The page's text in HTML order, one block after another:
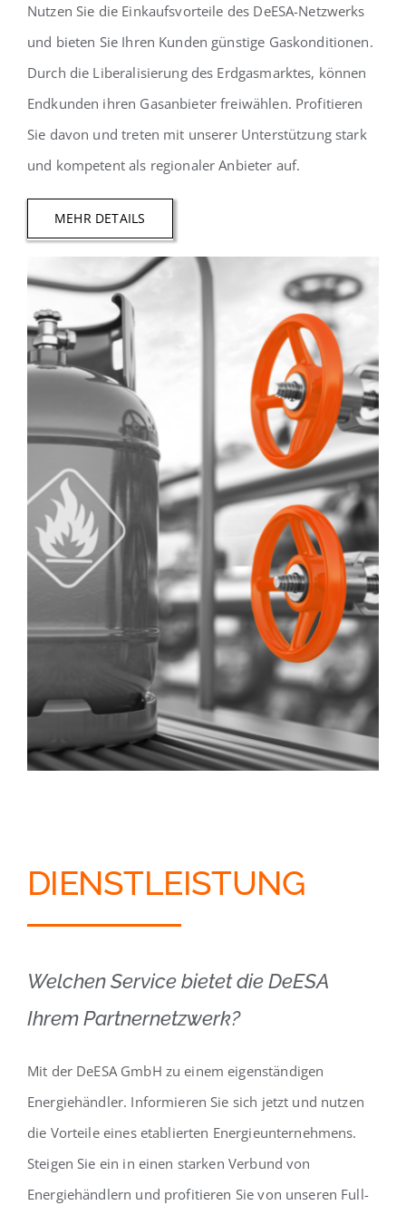
Nutzen Sie die Einkaufsvorteile des DeESA-Netzwerks
und bieten Sie Ihren Kunden günstige Gaskonditionen.
Durch die Liberalisierung des Erdgasmarktes, können
Endkunden ihren Gasanbieter freiwählen. Profitieren
Sie davon und treten mit unserer Unterstützung stark
und kompetent als regionaler Anbieter auf.
MEHR DETAILS
DIENSTLEISTUNG
Welchen Service bietet die DeESA
Ihrem Partnernetzwerk?
Mit der DeESA GmbH zu einem eigenständigen
Energiehändler. Informieren Sie sich jetzt und nutzen
die Vorteile eines etablierten Energieunternehmens.
Steigen Sie ein in einen starken Verbund von
Energiehändlern und profitieren Sie von unseren Full-